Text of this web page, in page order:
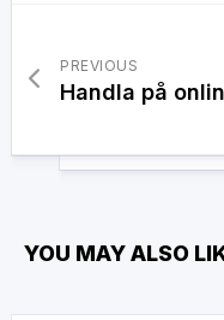
PREVIOUS
Handla på
YOU MAY ALSO